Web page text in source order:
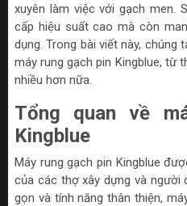
xuyên làm việc với gạch men.
cấp hiệu suất cao mà còn
dụng. Trong bài viết này, chúng
máy rung gạch pin Kingblue, từ
nhiều hơn nữa.
Tổng quan về
Kingblue
Máy rung gạch pin Kingblue
của các thợ xây dựng và người
gọn và tính năng thân thiện,